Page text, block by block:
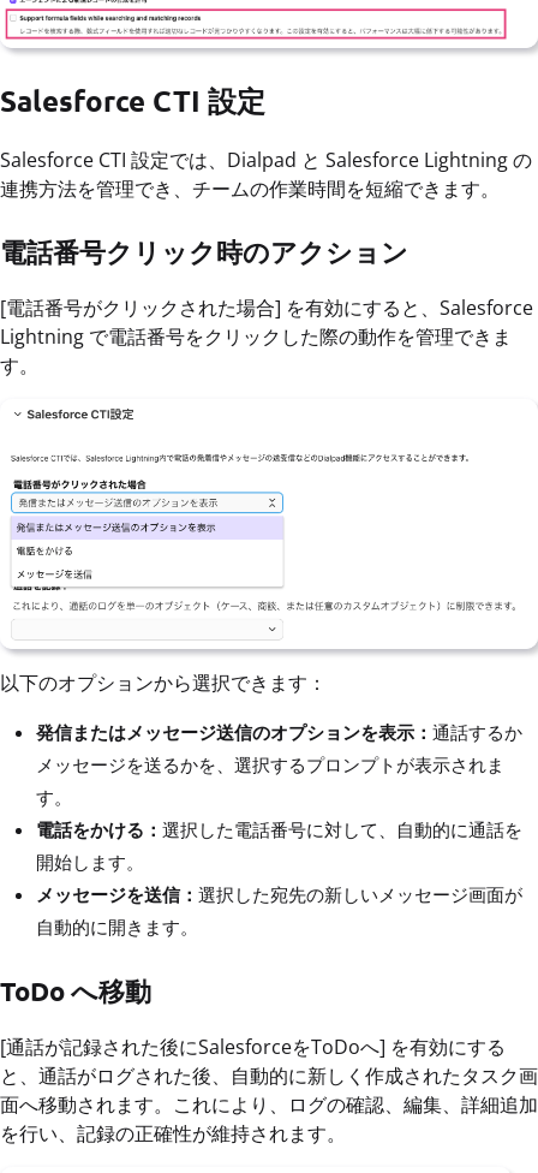
Salesforce CTI 設定
Salesforce CTI 設定では、Dialpad と Salesforce Lightning の
連携方法を管理でき、チームの作業時間を短縮できます。
電話番号クリック時のアクション
[電話番号がクリックされた場合] を有効にすると、Salesforce
Lightning で電話番号をクリックした際の動作を管理できま
す。
以下のオプションから選択できます：
発信またはメッセージ送信のオプションを表示： 通話するか
メッセージを送るかを、選択するプロンプトが表示されま
す。
電話をかける： 選択した電話番号に対して、自動的に通話を
開始します。
メッセージを送信： 選択した宛先の新しいメッセージ画面が
自動的に開きます。
ToDo へ移動
[通話が記録された後にSalesforceをToDoへ] を有効にする
と、通話がログされた後、自動的に新しく作成されたタスク画
面へ移動されます。これにより、ログの確認、編集、詳細追加
を行い、記録の正確性が維持されます。